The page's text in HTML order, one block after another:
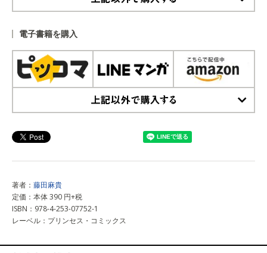
電子書籍を購入
著者： 藤田麻貴
定価：本体 390 円+税
ISBN：978-4-253-07752-1
レーベル：プリンセス・コミックス